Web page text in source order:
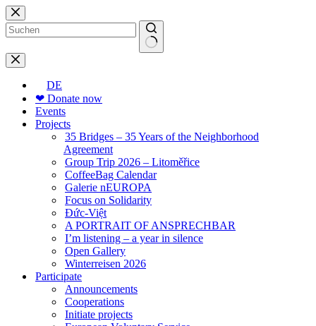
Skip
to
content
No
results
DE
❤ Donate now
Events
Projects
35 Bridges – 35 Years of the Neighborhood
Agreement
Group Trip 2026 – Litoměřice
CoffeeBag Calendar
Galerie nEUROPA
Focus on Solidarity
Đức-Việt
A PORTRAIT OF ANSPRECHBAR
I’m listening – a year in silence
Open Gallery
Winterreisen 2026
Participate
Announcements
Cooperations
Initiate projects